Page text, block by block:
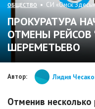
ОБЩЕСТВО • СИ «Омск
ПРОКУРАТУРА
ОТМЕНЫ
ШЕРЕМЕТЬЕВО
Автор: Лидия
Отменив несколько